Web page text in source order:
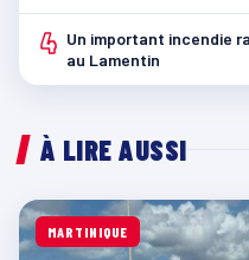
4 Un important incendie
au Lamentin
À LIRE AUSSI
MARTINIQUE